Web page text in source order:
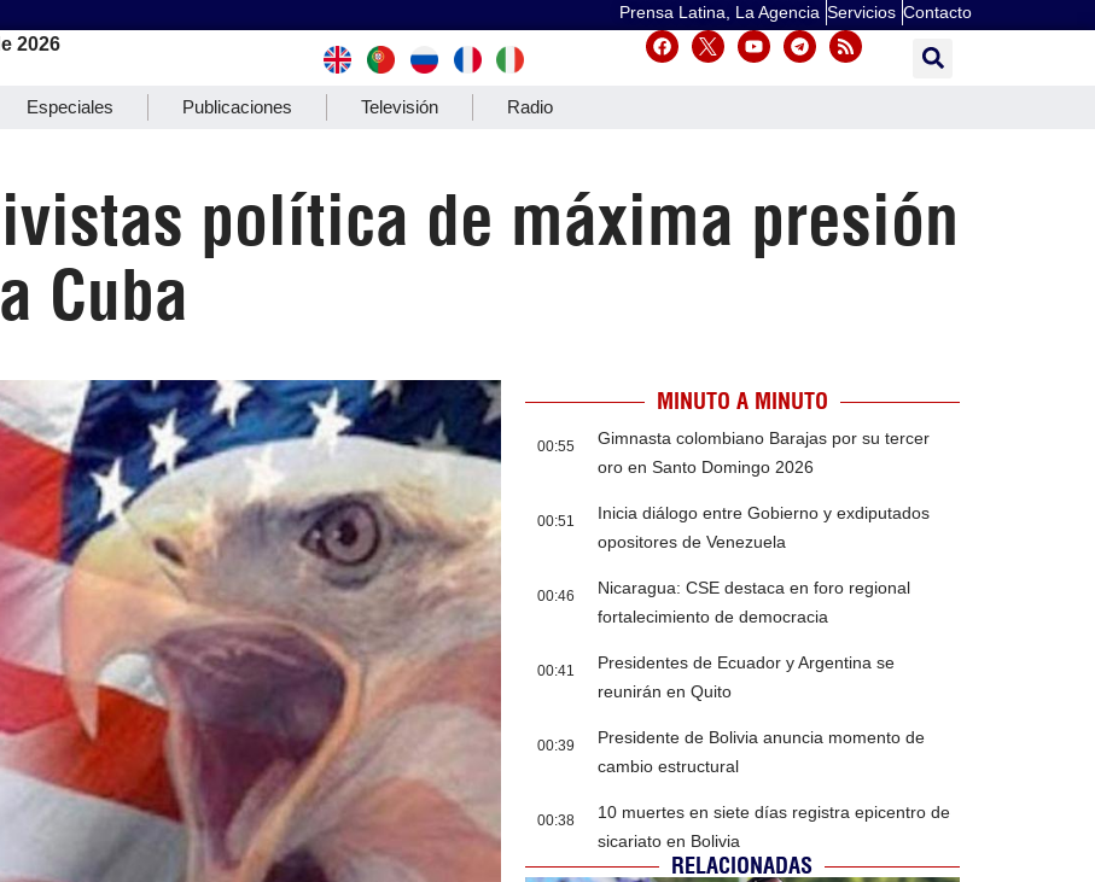
Prensa Latina, La Agencia Servicios Contacto
2026
Especiales Publicaciones Televisión Radio
política de máxima presión
Cuba
MINUTO A MINUTO
00:55
Gimnasta colombiano Barajas por su tercer
oro en Santo Domingo 2026
00:51
Inicia diálogo entre Gobierno y exdiputados
opositores de Venezuela
00:46
Nicaragua: CSE destaca en foro regional
fortalecimiento de democracia
00:41
Presidentes de Ecuador y Argentina se
reunirán en Quito
00:39
Presidente de Bolivia anuncia momento de
cambio estructural
00:38
10 muertes en siete días registra epicentro de
sicariato en Bolivia
RELACIONADAS